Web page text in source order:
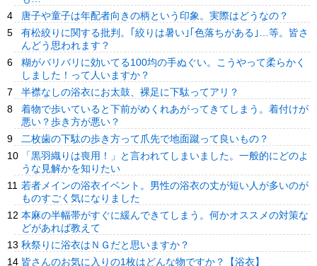
唐子や童子は年配者向きの柄という印象。実際はどうなの？
有松絞りに関する批判。｢絞りは暑い｣｢色落ちがある｣…等。皆さ
んどう思われます？
糊がバリバリに効いてる100均の手ぬぐい。こうやって柔らかく
しました！って人いますか？
半襟なしの浴衣にお太鼓、裸足に下駄ってアリ？
着物で歩いていると下前がめくれあがってきてしまう。着付けが
悪い？歩き方が悪い？
二枚歯の下駄の歩き方って爪先で地面蹴って良いもの？
「黒羽織りは喪用！」と言われてしまいました。一般的にどのよ
うな見解かを知りたい
若者メインの浴衣イベント。男性の浴衣の丈が短い人が多いのが
ものすごく気になりました
本麻の半幅帯がすぐに緩んできてしまう。何かオススメの対策な
どがあれば教えて
秋祭りに浴衣はＮＧだと思いますか？
皆さんのお気に入りの1枚はどんな物ですか？【浴衣】